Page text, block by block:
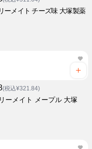
ーメイト チーズ味 大塚製薬
(税込¥321.84)
ーメイト メープル 大塚